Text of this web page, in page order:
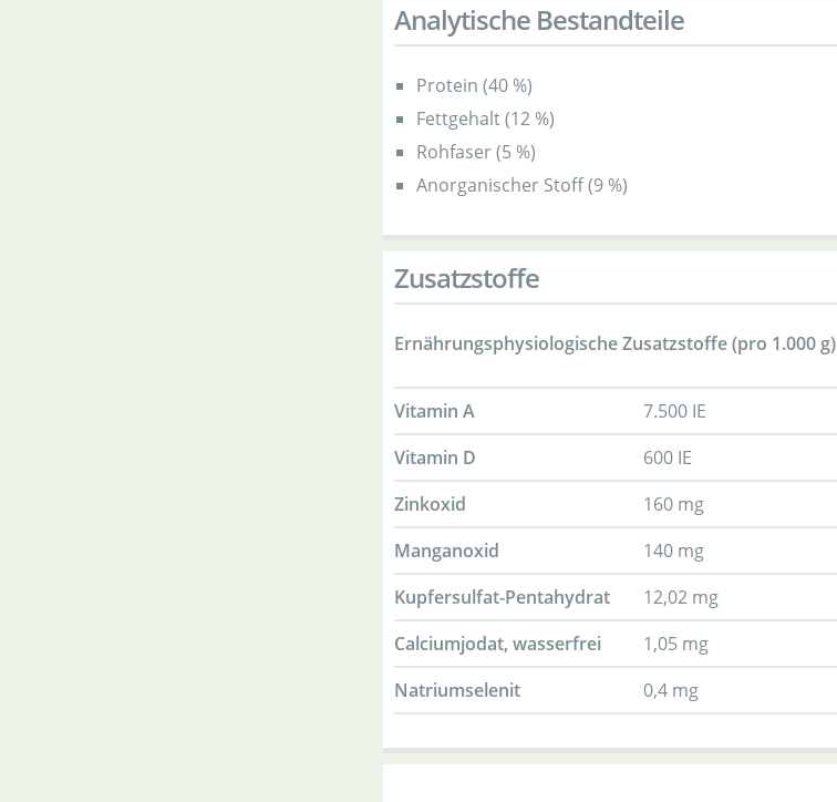
Analytische Bestandteile
Protein (40 %)
Fettgehalt (12 %)
Rohfaser (5 %)
Anorganischer Stoff (9 %)
Zusatzstoffe
Ernährungsphysiologische Zusatzstoffe (pro 1.000 g)
Vitamin A
7.500 IE
Vitamin D
600 IE
Zinkoxid
160 mg
Manganoxid
140 mg
Kupfersulfat-Pentahydrat
12,02 mg
Calciumjodat, wasserfrei
1,05 mg
Natriumselenit
0,4 mg